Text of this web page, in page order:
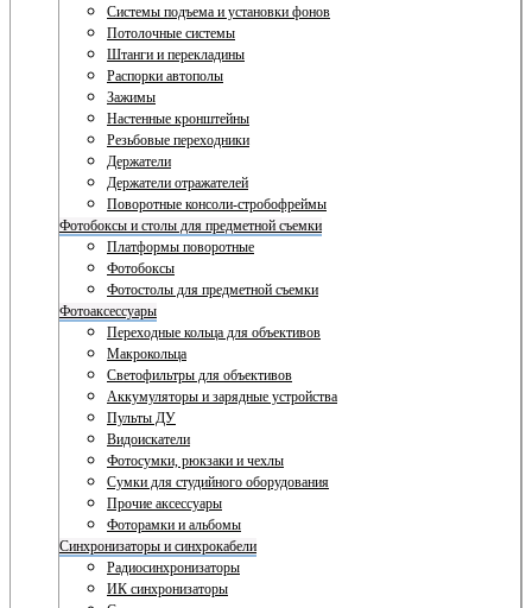
Системы подъема и установки фонов
Потолочные системы
Штанги и перекладины
Распорки автополы
Зажимы
Настенные кронштейны
Резьбовые переходники
Держатели
Держатели отражателей
Поворотные консоли-стробофреймы
Фотобоксы и столы для предметной съемки
Платформы поворотные
Фотобоксы
Фотостолы для предметной съемки
Фотоаксессуары
Переходные кольца для объективов
Макрокольца
Светофильтры для объективов
Аккумуляторы и зарядные устройства
Пульты ДУ
Видоискатели
Фотосумки, рюкзаки и чехлы
Сумки для студийного оборудования
Прочие аксессуары
Фоторамки и альбомы
Синхронизаторы и синхрокабели
Радиосинхронизаторы
ИК синхронизаторы